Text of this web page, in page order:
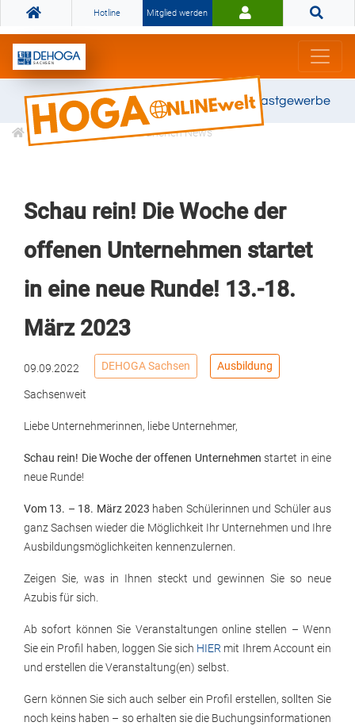
Hotline Mitglied werden
Gemeinsam stark für das Gastgewerbe
Informationen Branchen News
Schau rein! Die Woche der
offenen Unternehmen startet
in eine neue Runde! 13.-18.
März 2023
09.09.2022 DEHOGA Sachsen Ausbildung
Sachsenweit
Liebe Unternehmerinnen, liebe Unternehmer,
Schau rein! Die Woche der offenen Unternehmen startet in eine
neue Runde!
Vom 13. – 18. März 2023 haben Schülerinnen und Schüler aus
ganz Sachsen wieder die Möglichkeit Ihr Unternehmen und Ihre
Ausbildungsmöglichkeiten kennenzulernen.
Zeigen Sie, was in Ihnen steckt und gewinnen Sie so neue
Azubis für sich.
Ab sofort können Sie Veranstaltungen online stellen – Wenn
Sie ein Profil haben, loggen Sie sich HIER mit Ihrem Account ein
und erstellen die Veranstaltung(en) selbst.
Gern können Sie sich auch selber ein Profil erstellen, sollten Sie
noch keins haben – so erhalten sie die Buchungsinformationen